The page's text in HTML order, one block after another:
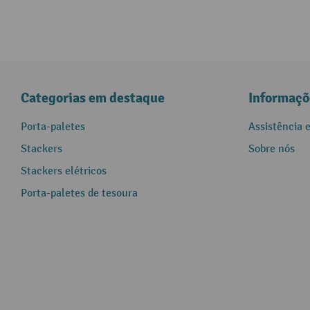
Categorias em destaque
Porta-paletes
Stackers
Stackers elétricos
Porta-paletes de tesoura
Assistência
Sobre nós